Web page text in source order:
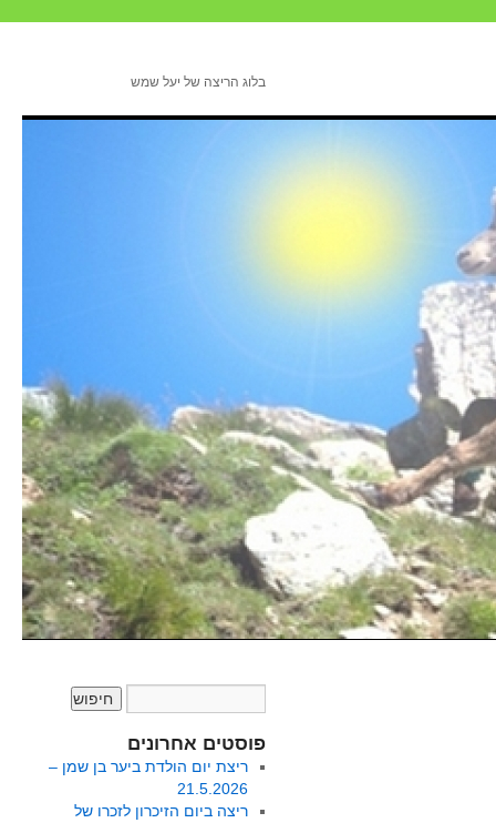
בלוג הריצה של יעל שמש
פוסטים אחרונים
ריצת יום הולדת ביער בן שמן –
21.5.2026
ריצה ביום הזיכרון לזכרו של